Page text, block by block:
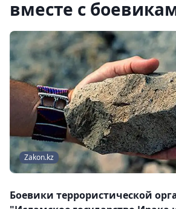
вместе с
Zakon.kz
Боевики террористической